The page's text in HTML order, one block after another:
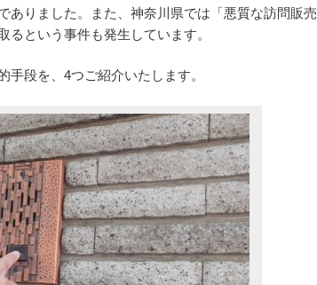
ありました。また、神奈川県では「悪質な訪問販売
るという事件も発生しています。
手段を、4つご紹介いたします。